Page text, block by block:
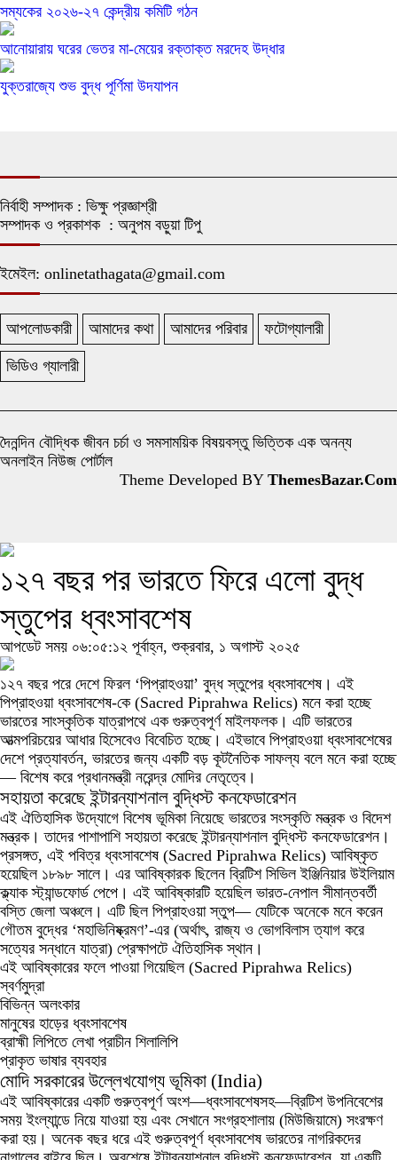
সম্যকের ২০২৬-২৭ কেন্দ্রীয় কমিটি গঠন
আনোয়ারায় ঘরের ভেতর মা-মেয়ের রক্তাক্ত মরদেহ উদ্ধার
যুক্তরাজ্যে শুভ বুদ্ধ পূর্ণিমা উদযাপন
নির্বাহী সম্পাদক : ভিক্ষু প্রজ্ঞাশ্রী
সম্পাদক ও প্রকাশক : অনুপম বড়ুয়া টিপু
ইমেইল: onlinetathagata@gmail.com
আপলোডকারী আমাদের কথা আমাদের পরিবার ফটোগ্যালারী
ভিডিও গ্যালারী
দৈনন্দিন বৌদ্ধিক জীবন চর্চা ও সমসাময়িক বিষয়বস্তু ভিত্তিক এক অনন্য
অনলাইন নিউজ পোর্টাল
Theme Developed BY ThemesBazar.Com
১২৭ বছর পর ভারতে ফিরে এলো বুদ্ধ
স্তুপের ধ্বংসাবশেষ
আপডেট সময় ০৬:০৫:১২ পূর্বাহ্ন, শুক্রবার, ১ অগাস্ট ২০২৫
১২৭ বছর পরে দেশে ফিরল ‘পিপ্রাহওয়া’ বুদ্ধ স্তুপের ধ্বংসাবশেষ। এই
পিপ্রাহওয়া ধ্বংসাবশেষ-কে (Sacred Piprahwa Relics) মনে করা হচ্ছে
ভারতের সাংস্কৃতিক যাত্রাপথে এক গুরুত্বপূর্ণ মাইলফলক। এটি ভারতের
আত্মপরিচয়ের আধার হিসেবেও বিবেচিত হচ্ছে। এইভাবে পিপ্রাহওয়া ধ্বংসাবশেষের
দেশে প্রত্যাবর্তন, ভারতের জন্য একটি বড় কূটনৈতিক সাফল্য বলে মনে করা হচ্ছে
— বিশেষ করে প্রধানমন্ত্রী নরেন্দ্র মোদির নেতৃত্বে।
সহায়তা করেছে ইন্টারন্যাশনাল বুদ্ধিস্ট কনফেডারেশন
এই ঐতিহাসিক উদ্যোগে বিশেষ ভূমিকা নিয়েছে ভারতের সংস্কৃতি মন্ত্রক ও বিদেশ
মন্ত্রক। তাদের পাশাপাশি সহায়তা করেছে ইন্টারন্যাশনাল বুদ্ধিস্ট কনফেডারেশন।
প্রসঙ্গত, এই পবিত্র ধ্বংসাবশেষ (Sacred Piprahwa Relics) আবিষ্কৃত
হয়েছিল ১৮৯৮ সালে। এর আবিষ্কারক ছিলেন ব্রিটিশ সিভিল ইঞ্জিনিয়ার উইলিয়াম
ক্ল্যাক স্ট্যান্ডফোর্ড পেপে। এই আবিষ্কারটি হয়েছিল ভারত-নেপাল সীমান্তবর্তী
বস্তি জেলা অঞ্চলে। এটি ছিল পিপ্রাহওয়া স্তুপ— যেটিকে অনেকে মনে করেন
গৌতম বুদ্ধের ‘মহাভিনিষ্ক্রমণ’-এর (অর্থাৎ, রাজ্য ও ভোগবিলাস ত্যাগ করে
সত্যের সন্ধানে যাত্রা) প্রেক্ষাপটে ঐতিহাসিক স্থান।
এই আবিষ্কারের ফলে পাওয়া গিয়েছিল (Sacred Piprahwa Relics)
স্বর্ণমুদ্রা
বিভিন্ন অলংকার
মানুষের হাড়ের ধ্বংসাবশেষ
ব্রাহ্মী লিপিতে লেখা প্রাচীন শিলালিপি
প্রাকৃত ভাষার ব্যবহার
মোদি সরকারের উল্লেখযোগ্য ভূমিকা (India)
এই আবিষ্কারের একটি গুরুত্বপূর্ণ অংশ—ধ্বংসাবশেষসহ—ব্রিটিশ উপনিবেশের
সময় ইংল্যান্ডে নিয়ে যাওয়া হয় এবং সেখানে সংগ্রহশালায় (মিউজিয়ামে) সংরক্ষণ
করা হয়। অনেক বছর ধরে এই গুরুত্বপূর্ণ ধ্বংসাবশেষ ভারতের নাগরিকদের